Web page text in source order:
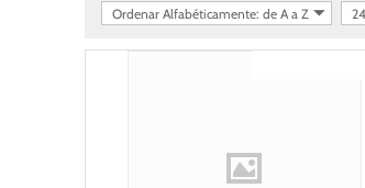
Ordenar Alfabéticamente: de A a Z